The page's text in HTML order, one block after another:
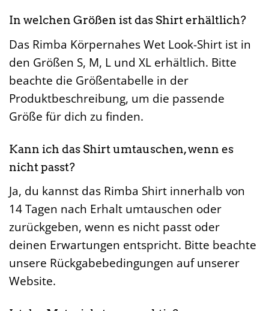
In welchen Größen ist das Shirt erhältlich?
Das Rimba Körpernahes Wet Look-Shirt ist in
den Größen S, M, L und XL erhältlich. Bitte
beachte die Größentabelle in der
Produktbeschreibung, um die passende
Größe für dich zu finden.
Kann ich das Shirt umtauschen, wenn es
nicht passt?
Ja, du kannst das Rimba Shirt innerhalb von
14 Tagen nach Erhalt umtauschen oder
zurückgeben, wenn es nicht passt oder
deinen Erwartungen entspricht. Bitte beachte
unsere Rückgabebedingungen auf unserer
Website.